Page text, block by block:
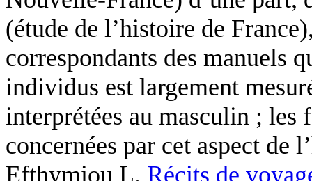
(étude de l’histoire de
correspondants des manuels
individus est largement
interprétées au masculin ; les
concernées par cet aspect de
Efthymiou L. Récits de